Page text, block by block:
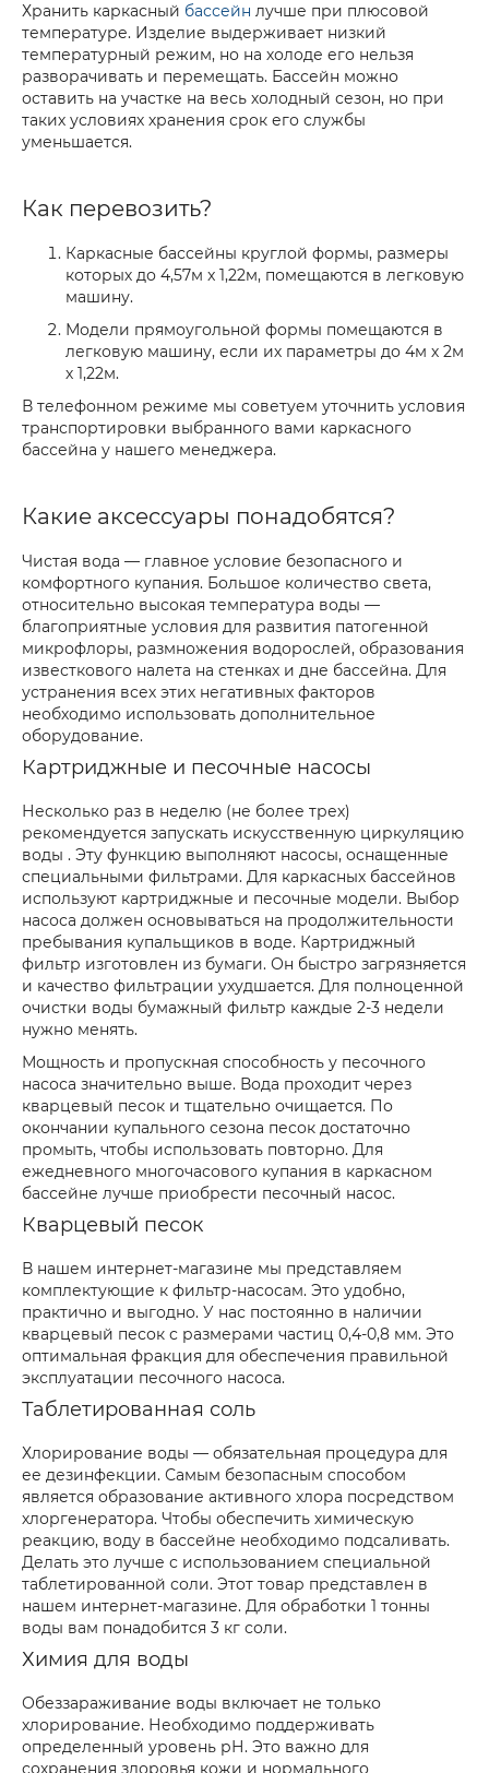
Хранить каркасный бассейн лучше при плюсовой
температуре. Изделие выдерживает низкий
температурный режим, но на холоде его нельзя
разворачивать и перемещать. Бассейн можно
оставить на участке на весь холодный сезон, но при
таких условиях хранения срок его службы
уменьшается.
Как перевозить?
Каркасные бассейны круглой формы, размеры
которых до 4,57м x 1,22м, помещаются в легковую
машину.
Модели прямоугольной формы помещаются в
легковую машину, если их параметры до 4м х 2м
х 1,22м.
В телефонном режиме мы советуем уточнить условия
транспортировки выбранного вами каркасного
бассейна у нашего менеджера.
Какие аксессуары понадобятся?
Чистая вода — главное условие безопасного и
комфортного купания. Большое количество света,
относительно высокая температура воды —
благоприятные условия для развития патогенной
микрофлоры, размножения водорослей, образования
известкового налета на стенках и дне бассейна. Для
устранения всех этих негативных факторов
необходимо использовать дополнительное
оборудование.
Картриджные и песочные насосы
Несколько раз в неделю (не более трех)
рекомендуется запускать искусственную циркуляцию
воды . Эту функцию выполняют насосы, оснащенные
специальными фильтрами. Для каркасных бассейнов
используют картриджные и песочные модели. Выбор
насоса должен основываться на продолжительности
пребывания купальщиков в воде. Картриджный
фильтр изготовлен из бумаги. Он быстро загрязняется
и качество фильтрации ухудшается. Для полноценной
очистки воды бумажный фильтр каждые 2-3 недели
нужно менять.
Мощность и пропускная способность у песочного
насоса значительно выше. Вода проходит через
кварцевый песок и тщательно очищается. По
окончании купального сезона песок достаточно
промыть, чтобы использовать повторно. Для
ежедневного многочасового купания в каркасном
бассейне лучше приобрести песочный насос.
Кварцевый песок
В нашем интернет-магазине мы представляем
комплектующие к фильтр-насосам. Это удобно,
практично и выгодно. У нас постоянно в наличии
кварцевый песок с размерами частиц 0,4-0,8 мм. Это
оптимальная фракция для обеспечения правильной
эксплуатации песочного насоса.
Таблетированная соль
Хлорирование воды — обязательная процедура для
ее дезинфекции. Самым безопасным способом
является образование активного хлора посредством
хлоргенератора. Чтобы обеспечить химическую
реакцию, воду в бассейне необходимо подсаливать.
Делать это лучше с использованием специальной
таблетированной соли. Этот товар представлен в
нашем интернет-магазине. Для обработки 1 тонны
воды вам понадобится 3 кг соли.
Химия для воды
Обеззараживание воды включает не только
хлорирование. Необходимо поддерживать
определенный уровень рН. Это важно для
сохранения здоровья кожи и нормального